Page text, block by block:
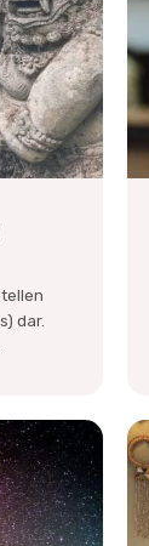
dar.